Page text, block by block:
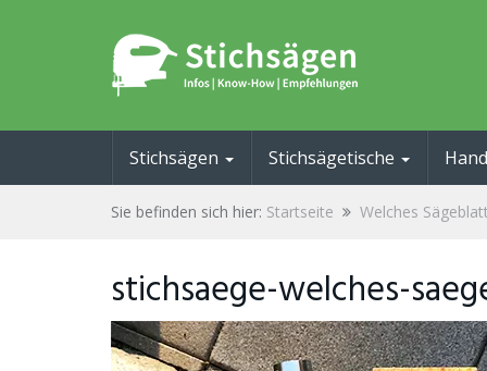
Stichsägen Stichsägetische
Sie befinden sich hier: Startseite Welches
stichsaege-welches-